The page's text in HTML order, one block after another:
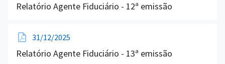
Relatório Agente Fiduciário - 12ª emissão
31/12/2025
Relatório Agente Fiduciário - 13ª emissão